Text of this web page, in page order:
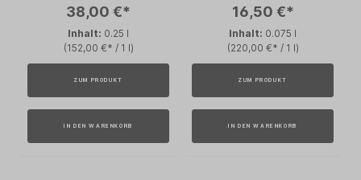
38,00 €*
Inhalt: 0.25 l
(152,00 €* / 1 l)
ZUM PRODUKT
IN DEN WARENKORB
16,50 €*
Inhalt: 0.075 l
(220,00 €* / 1 l)
ZUM PRODUKT
IN DEN WARENKORB